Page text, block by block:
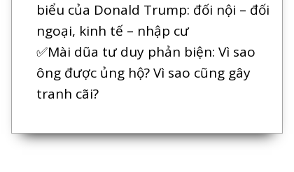
biểu của Donald Trump: đối nội – đối
ngoại, kinh tế – nhập cư
✅Mài dũa tư duy phản biện: Vì sao
ông được ủng hộ? Vì sao cũng gây
tranh cãi?